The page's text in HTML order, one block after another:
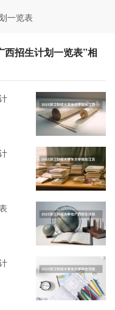
一览表
西招生计划一览表”相